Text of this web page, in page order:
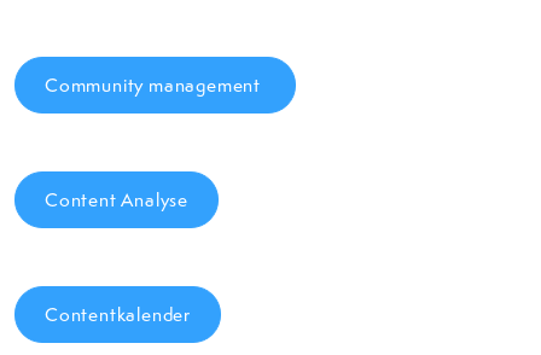
Community management
Content Analyse
Contentkalender